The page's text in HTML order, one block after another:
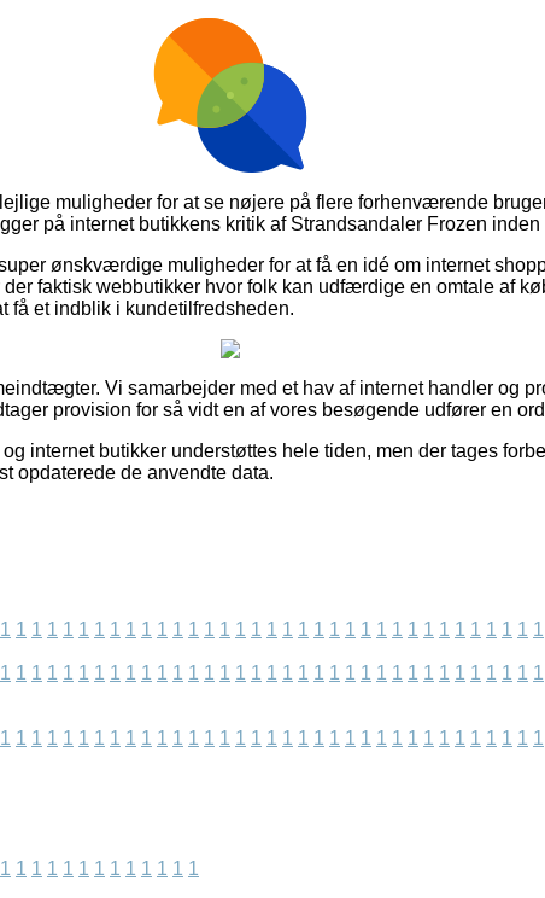
muligheder for at se nøjere på flere forhenværende
på internet butikkens kritik af Strandsandaler Frozen inden
ønskværdige muligheder for at få en idé om internet
faktisk webbutikker hvor folk kan udfærdige en omtale af
få et indblik i kundetilfredsheden.
Vi samarbejder med et hav af internet handler og
provision for så vidt en af vores besøgende udfører en
internet butikker understøttes hele tiden, men der tages
opdaterede de anvendte data.
1 1 1 1 1 1 1 1 1 1 1 1 1 1 1 1 1 1 1 1 1 1 1 1 1 1 1 1 1 1 1 1 1 1 1
1 1 1 1 1 1 1 1 1 1 1 1 1 1 1 1 1 1 1 1 1 1 1 1 1 1 1 1 1 1 1 1 1 1 1
1 1 1 1 1 1 1 1 1 1 1 1 1 1 1 1 1 1 1 1 1 1 1 1 1 1 1 1 1 1 1 1 1 1 1
1 1 1 1 1 1 1 1 1 1 1 1 1